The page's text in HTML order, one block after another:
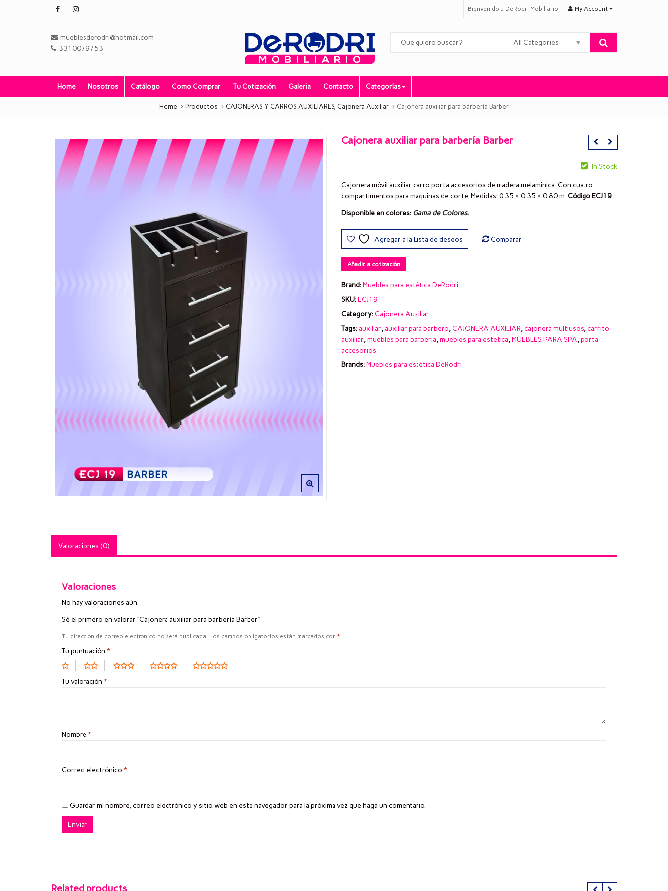
Bienvenido a DeRodri Mobiliario My Account
mueblesderodri@hotmail.com
3310079753
All Categories
Home Nosotros Catálogo Como Comprar Tu Cotización Galeria Contacto Categorías
Home Productos CAJONERAS Y CARROS AUXILIARES, Cajonera Auxiliar Cajonera auxiliar para barbería Barber
Cajonera auxiliar para barbería Barber
In Stock
Cajonera móvil auxiliar carro porta accesorios de madera melaminica. Con cuatro
compartimentos para maquinas de corte. Medidas: 0.35 × 0.35 × 0.80 m. Código ECJ19
Disponible en colores: Gama de Colores.
Agregar a la Lista de deseos Comparar
Añadir a cotización
Brand:Muebles para estética DeRodri
SKU:ECJ19
Category:Cajonera Auxiliar
Tags: auxiliar, auxiliar para barbero,CAJONERA AUXILIAR,cajonera multiusos,carrito
auxiliar,muebles para barberia,muebles para estetica,MUEBLES PARA SPA,porta
accesorios
Brands:Muebles para estética DeRodri
Valoraciones (0)
Valoraciones
No hay valoraciones aún.
Sé el primero en valorar “Cajonera auxiliar para barbería Barber”
Tu dirección de correo electrónico no será publicada. Los campos obligatorios están marcados con *
Tu puntuación *
Tu valoración *
Nombre *
Correo electrónico *
Guardar mi nombre, correo electrónico y sitio web en este navegador para la próxima vez que haga un comentario.
Related products